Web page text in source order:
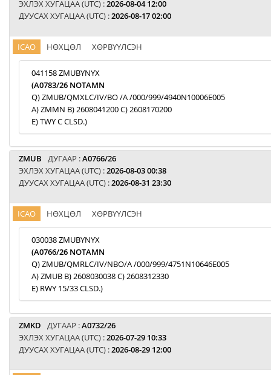
ЭХЛЭХ ХУГАЦАА (UTC) :2026-08-04 12:00
ДУУСАХ ХУГАЦАА (UTC) :2026-08-17 02:00
ICAO НӨХЦӨЛ ХӨРВҮҮЛСЭН
041158 ZMUBYNYX
(A0783/26 NOTAMN
Q) ZMUB/QMXLC/IV/BO /A /000/999/4940N10006E005
A) ZMMN B) 2608041200 C) 2608170200
E) TWY C CLSD.)
ZMUB ДУГААР :A0766/26
ЭХЛЭХ ХУГАЦАА (UTC) :2026-08-03 00:38
ДУУСАХ ХУГАЦАА (UTC) :2026-08-31 23:30
ICAO НӨХЦӨЛ ХӨРВҮҮЛСЭН
030038 ZMUBYNYX
(A0766/26 NOTAMN
Q) ZMUB/QMRLC/IV/NBO/A /000/999/4751N10646E005
A) ZMUB B) 2608030038 C) 2608312330
E) RWY 15/33 CLSD.)
ZMKD ДУГААР :A0732/26
ЭХЛЭХ ХУГАЦАА (UTC) :2026-07-29 10:33
ДУУСАХ ХУГАЦАА (UTC) :2026-08-29 12:00